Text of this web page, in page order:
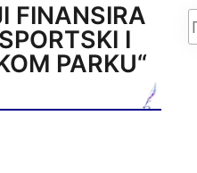
FINANSIRA
I
PARKU“